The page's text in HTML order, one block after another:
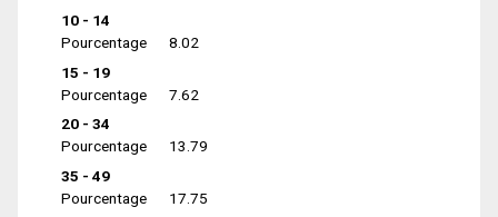
10 - 14
Pourcentage
8.02
15 - 19
Pourcentage
7.62
20 - 34
Pourcentage
13.79
35 - 49
Pourcentage
17.75